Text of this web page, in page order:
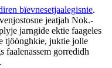
bïevnesetjaalegisnie.
jeatjah Nok.-
jarngide ektie faageles
tjöönghkie, juktie jolle
faalenassem gorredidh